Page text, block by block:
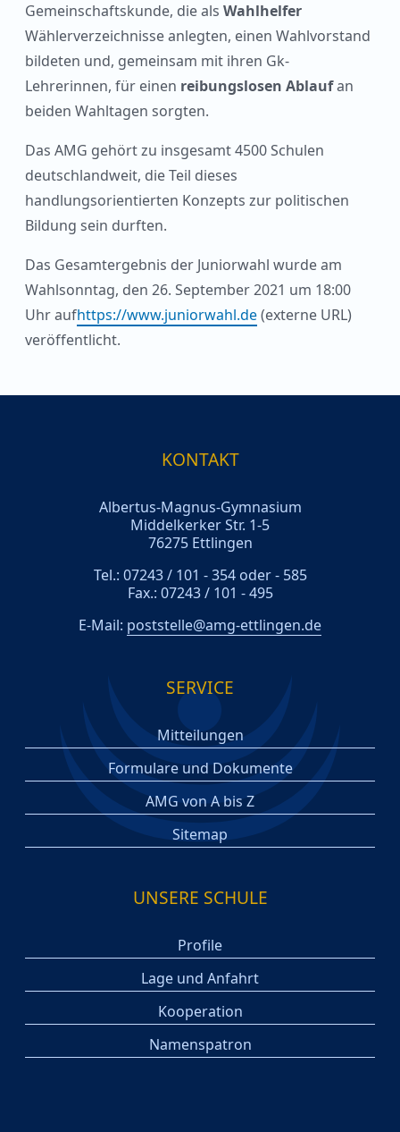
Gemeinschaftskunde, die als Wahlhelfer
Wählerverzeichnisse anlegten, einen Wahlvorstand
bildeten und, gemeinsam mit ihren Gk-
Lehrerinnen, für einen reibungslosen Ablaufan
beiden Wahltagen sorgten.
Das AMG gehört zu insgesamt 4500 Schulen
deutschlandweit, die Teil dieses
handlungsorientierten Konzepts zur politischen
Bildung sein durften.
Das Gesamtergebnis der Juniorwahl wurde am
Wahlsonntag, den 26. September 2021 um 18:00
Uhr aufhttps://www.juniorwahl.de(externe URL)
veröffentlicht.
KONTAKT
Albertus-Magnus-Gymnasium
Middelkerker Str. 1-5
76275 Ettlingen
Tel.: 07243 / 101 - 354 oder - 585
Fax.: 07243 / 101 - 495
E-Mail: poststelle@amg-ettlingen.de
SERVICE
Mitteilungen
Formulare und Dokumente
AMG von A bis Z
Sitemap
UNSERE SCHULE
Profile
Lage und Anfahrt
Kooperation
Namenspatron